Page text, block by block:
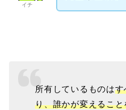
イチ
所有しているものはす
り、誰かが変えるこ